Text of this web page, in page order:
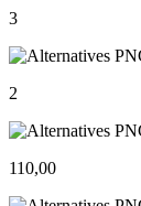
3
2
110,00